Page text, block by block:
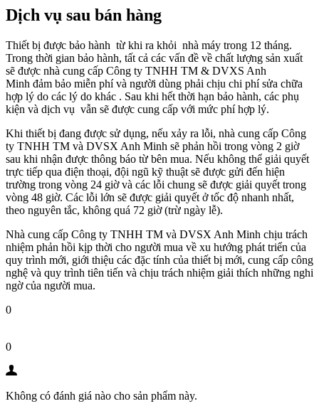
Dịch vụ sau bán hàng
Thiết bị được bảo hành từ khi ra khỏi nhà máy trong 12 tháng.
Trong thời gian bảo hành, tất cả các vấn đề về chất lượng sản xuất
sẽ được nhà cung cấp Công ty TNHH TM & DVXS Anh
Minh đảm bảo miễn phí và người dùng phải chịu chi phí sửa chữa
hợp lý do các lý do khác . Sau khi hết thời hạn bảo hành, các phụ
kiện và dịch vụ vẫn sẽ được cung cấp với mức phí hợp lý.
Khi thiết bị đang được sử dụng, nếu xảy ra lỗi, nhà cung cấp Công
ty TNHH TM và DVSX Anh Minh sẽ phản hồi trong vòng 2 giờ
sau khi nhận được thông báo từ bên mua. Nếu không thể giải quyết
trực tiếp qua điện thoại, đội ngũ kỹ thuật sẽ được gửi đến hiện
trường trong vòng 24 giờ và các lỗi chung sẽ được giải quyết trong
vòng 48 giờ. Các lỗi lớn sẽ được giải quyết ở tốc độ nhanh nhất,
theo nguyên tắc, không quá 72 giờ (trừ ngày lễ).
Nhà cung cấp Công ty TNHH TM và DVSX Anh Minh chịu trách
nhiệm phản hồi kịp thời cho người mua về xu hướng phát triển của
quy trình mới, giới thiệu các đặc tính của thiết bị mới, cung cấp công
nghệ và quy trình tiên tiến và chịu trách nhiệm giải thích những nghi
ngờ của người mua.
0
0
Không có đánh giá nào cho sản phẩm này.